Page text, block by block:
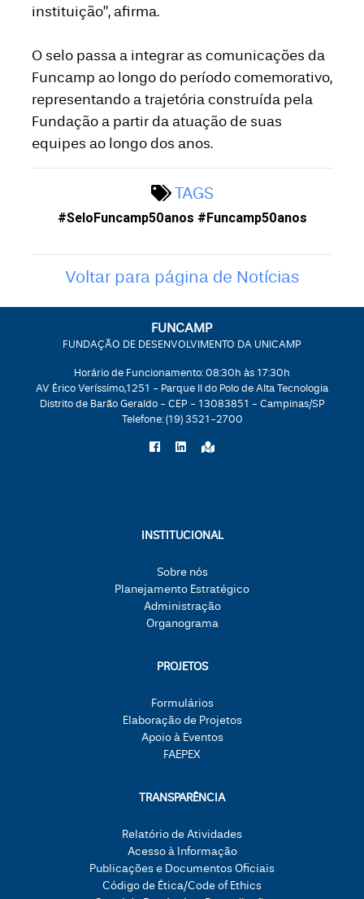
instituição”, afirma.
O selo passa a integrar as comunicações da
Funcamp ao longo do período comemorativo,
representando a trajetória construída pela
Fundação a partir da atuação de suas
equipes ao longo dos anos.
TAGS
#SeloFuncamp50anos #Funcamp50anos
Voltar para página de Notícias
FUNCAMP
FUNDAÇÃO DE DESENVOLVIMENTO DA UNICAMP
Horário de Funcionamento: 08:30h às 17:30h
AV Érico Veríssimo,1251 - Parque II do Polo de Alta Tecnologia
Distrito de Barão Geraldo - CEP - 13083851 - Campinas/SP
Telefone: (19) 3521-2700
INSTITUCIONAL
Sobre nós
Planejamento Estratégico
Administração
Organograma
PROJETOS
Formulários
Elaboração de Projetos
Apoio à Eventos
FAEPEX
TRANSPARÊNCIA
Relatório de Atividades
Acesso à Informação
Publicações e Documentos Oficiais
Código de Ética/Code of Ethics